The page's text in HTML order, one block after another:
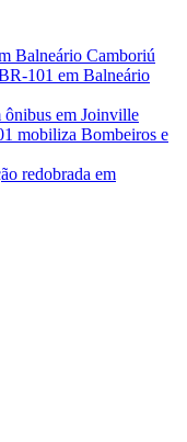
Balneário Camboriú
101 em Balneário
ônibus em Joinville
mobiliza Bombeiros e
redobrada em